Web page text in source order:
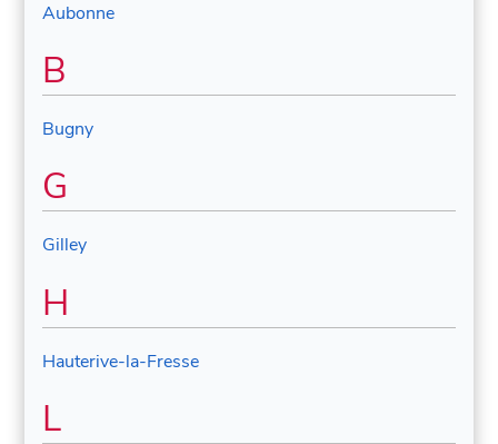
Aubonne
B
Bugny
G
Gilley
H
Hauterive-la-Fresse
L